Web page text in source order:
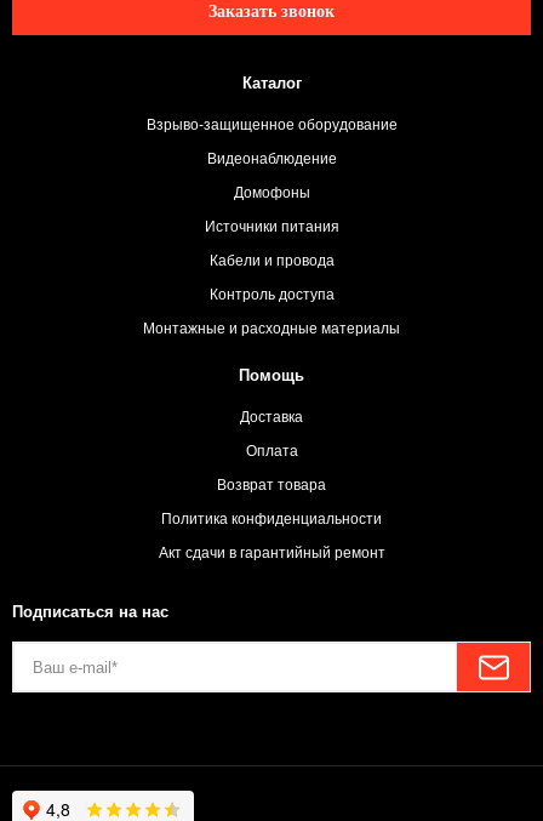
Заказать звонок
Каталог
Взрыво-защищенное оборудование
Видеонаблюдение
Домофоны
Источники питания
Кабели и провода
Контроль доступа
Монтажные и расходные материалы
Помощь
Доставка
Оплата
Возврат товара
Политика конфиденциальности
Акт сдачи в гарантийный ремонт
Подписаться на нас